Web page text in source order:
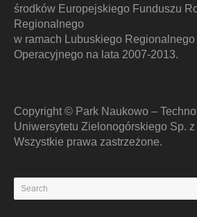
środków Europejskiego Funduszu
Regionalnego
w ramach Lubuskiego Regionalnego
Operacyjnego na lata 2007-2013.
Copyright © Park Naukowo –
Uniwersytetu Zielonogórskiego Sp. z
Wszystkie prawa zastrzeżone.